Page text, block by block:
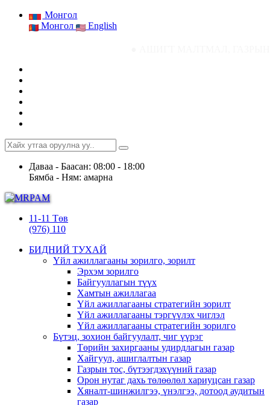
Монгол
Монгол
English
Даваа - Баасан: 08:00 - 18:00
Бямба - Ням: амарна
11-11 Төв
(976) 110
БИДНИЙ ТУХАЙ
Үйл ажиллагааны зорилго, зорилт
Эрхэм зорилго
Байгууллагын түүх
Хамтын ажиллагаа
Үйл ажиллагааны стратегийн зорилт
Үйл ажиллагааны тэргүүлэх чиглэл
Үйл ажиллагааны стратегийн зорилго
Бүтэц, зохион байгуулалт, чиг үүрэг
Төрийн захиргааны удирдлагын газар
Хайгуул, ашиглалтын газар
Газрын тос, бүтээгдэхүүний газар
Орон нутаг дахь төлөөлөл хариуцсан газар
Хяналт-шинжилгээ, үнэлгээ, дотоод аудитын
газар